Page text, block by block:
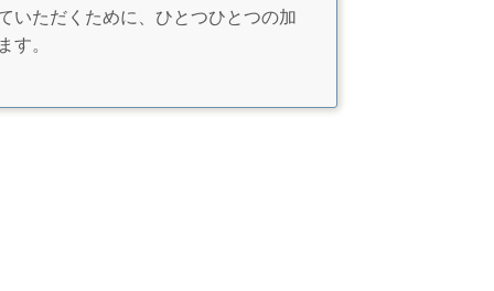
いただくために、ひとつひとつの加
す。